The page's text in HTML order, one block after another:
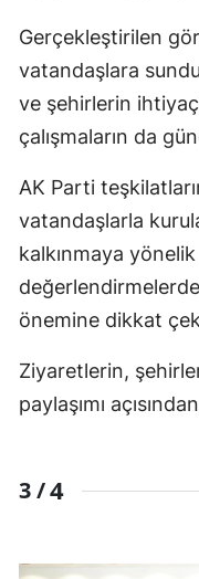
Gerçekleştirilen
vatandaşlara
ve şehirlerin
çalışmaların da
AK Parti
vatandaşlarla
kalkınmaya
önemine dikkat
Ziyaretlerin,
paylaşımı
3 /4